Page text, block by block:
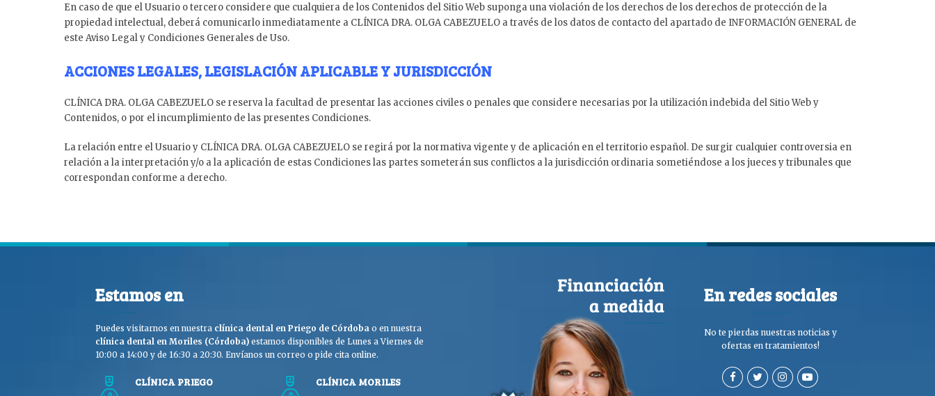
En caso de que el Usuario o tercero considere que cualquiera de los Contenidos del Sitio Web suponga una violación de los derechos de los derechos de protección de la
propiedad intelectual, deberá comunicarlo inmediatamente a CLÍNICA DRA. OLGA CABEZUELO a través de los datos de contacto del apartado de INFORMACIÓN GENERAL de
este Aviso Legal y Condiciones Generales de Uso.
ACCIONES LEGALES, LEGISLACIÓN APLICABLE Y JURISDICCIÓN
CLÍNICA DRA. OLGA CABEZUELO se reserva la facultad de presentar las acciones civiles o penales que considere necesarias por la utilización indebida del Sitio Web y
Contenidos, o por el incumplimiento de las presentes Condiciones.
La relación entre el Usuario y CLÍNICA DRA. OLGA CABEZUELO se regirá por la normativa vigente y de aplicación en el territorio español. De surgir cualquier controversia en
relación a la interpretación y/o a la aplicación de estas Condiciones las partes someterán sus conflictos a la jurisdicción ordinaria sometiéndose a los jueces y tribunales que
correspondan conforme a derecho.
Estamos en
Puedes visitarnos en nuestra clínica dental en Priego de Córdoba o en nuestra
clínica dental en Moriles (Córdoba) estamos disponibles de Lunes a Viernes de
10:00 a 14:00 y de 16:30 a 20:30. Envíanos un correo o pide cita online.
CLÍNICA PRIEGO CLÍNICA MORILES
En redes sociales
No te pierdas nuestras noticias y
ofertas en tratamientos!